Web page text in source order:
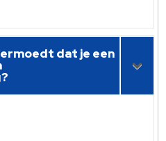
dat je een